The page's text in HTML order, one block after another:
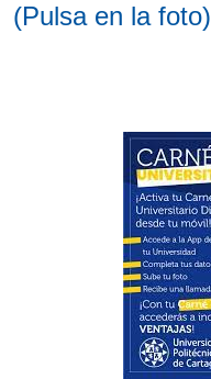
(Pulsa en la foto)